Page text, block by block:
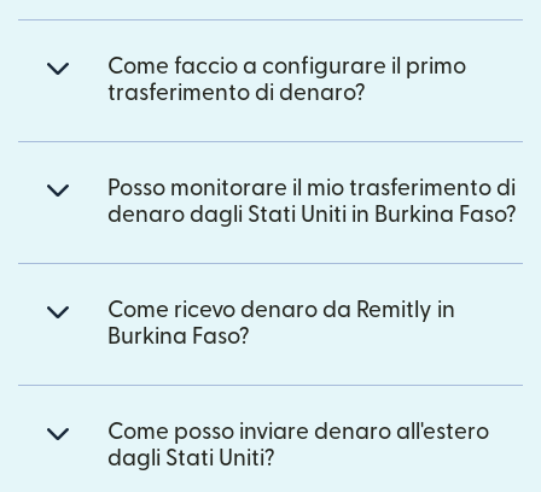
Come faccio a configurare il primo
trasferimento di denaro?
Posso monitorare il mio trasferimento di
denaro dagli Stati Uniti in Burkina Faso?
Come ricevo denaro da Remitly in
Burkina Faso?
Come posso inviare denaro all'estero
dagli Stati Uniti?